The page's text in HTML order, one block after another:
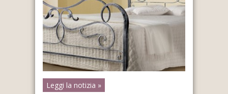
Leggi la notizia »